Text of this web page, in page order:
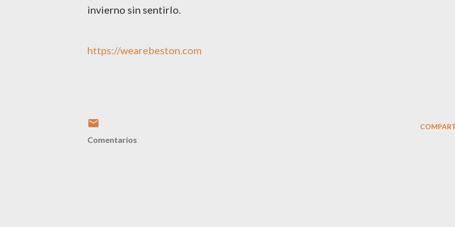
invierno sin sentirlo.
https://wearebeston.com
Comentarios